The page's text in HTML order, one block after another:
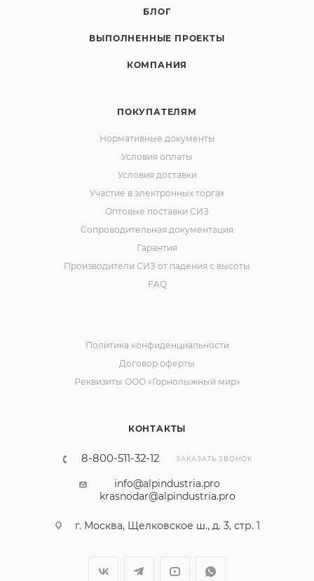
БЛОГ
ВЫПОЛНЕННЫЕ ПРОЕКТЫ
КОМПАНИЯ
ПОКУПАТЕЛЯМ
Нормативные документы
Условия оплаты
Условия доставки
Участие в электронных торгах
Оптовые поставки СИЗ
Сопроводительная документация
Гарантия
Производители СИЗ от падения с высоты
FAQ
КОНТАКТЫ
8-800-511-32-12 ЗАКАЗАТЬ ЗВОНОК
info@alpindustria.pro
krasnodar@alpindustria.pro
г. Москва, Щелковское ш., д. 3, стр. 1
Политика конфиденциальности
Договор оферты
Реквизиты ООО «Горнолыжный мир»